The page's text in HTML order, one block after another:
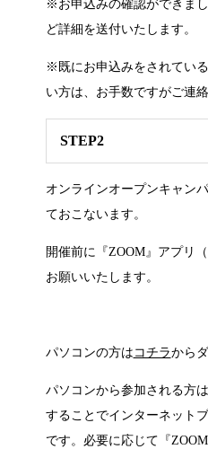
※お申込みの確認ができま
ど詳細を送付いたします。
※既にお申込みをされてい
い方は、お手数ですがご連絡
STEP2
オンラインオープンキャン
ておこないます。
開催前に『ZOOM』アプリ
お願いいたします。
パソコンの方は コチラから
パソコンから参加される方
することでインターネット
です。必要に応じて『